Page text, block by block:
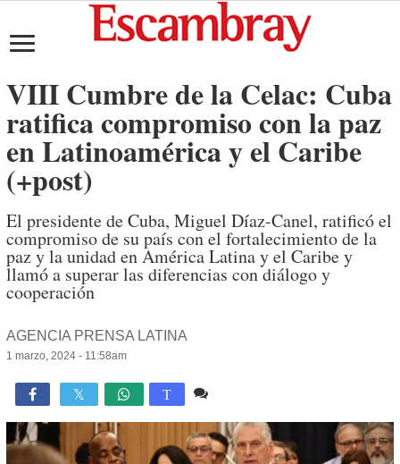
VIII Cumbre de la Celac: Cuba
ratifica compromiso con la paz
en Latinoamérica y el Caribe
(+post)
El presidente de Cuba, Miguel Díaz-Canel, ratificó el
compromiso de su país con el fortalecimiento de la
paz y la unidad en América Latina y el Caribe y
llamó a superar las diferencias con diálogo y
cooperación
AGENCIA PRENSA LATINA
1 marzo, 2024 - 11:58am
 T